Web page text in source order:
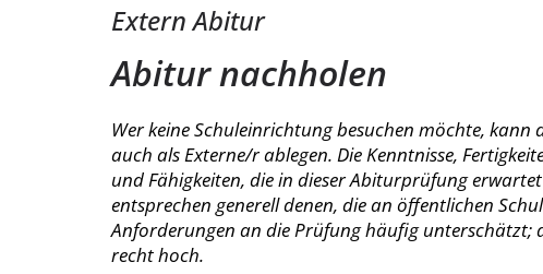
Extern Abitur
Abitur nachholen
Wer keine Schuleinrichtung besuchen möchte,
auch als Externe/r ablegen. Die Kenntnisse,
und Fähigkeiten, die in dieser Abiturprüfung
entsprechen generell denen, die an öffentlichen
Anforderungen an die Prüfung häufig unterschätzt;
recht hoch.